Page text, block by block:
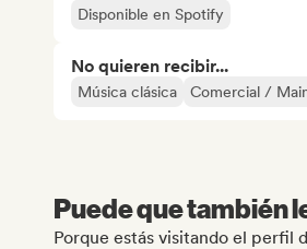
Disponible en Spotify
No quieren recibir...
Música clásica Comercial /
Puede que también
Porque estás visitando el perfil